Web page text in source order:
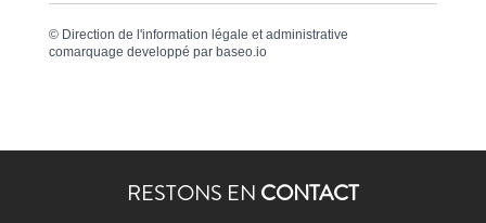
© Direction de l'information légale et administrative
comarquage developpé par baseo.io
RESTONS EN CONTACT